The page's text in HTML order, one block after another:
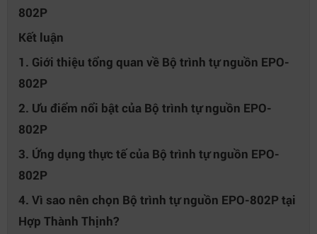
802P
Kết luận
1. Giới thiệu tổng quan về Bộ trình tự nguồn EPO-
802P
2. Ưu điểm nổi bật của Bộ trình tự nguồn EPO-
802P
3. Ứng dụng thực tế của Bộ trình tự nguồn EPO-
802P
4. Vì sao nên chọn Bộ trình tự nguồn EPO-802P tại
Hợp Thành Thịnh?